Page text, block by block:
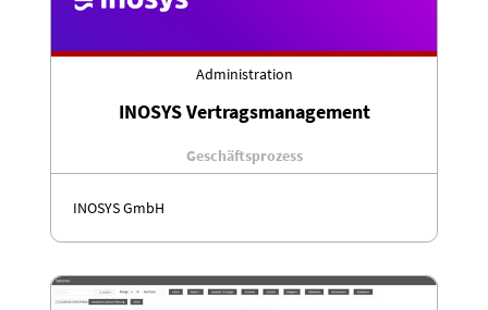
Administration
INOSYS Vertragsmanagement
Geschäftsprozess
INOSYS GmbH